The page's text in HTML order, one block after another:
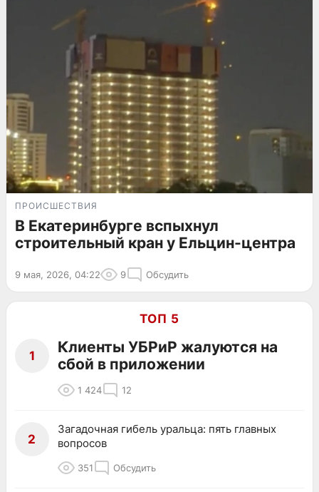
ПРОИСШЕСТВИЯ
В Екатеринбурге вспыхнул
строительный кран у Ельцин-центра
9 мая, 2026, 04:22 9 Обсудить
ТОП 5
1
Клиенты УБРиР жалуются на
сбой в приложении
1 424 12
2
Загадочная гибель уральца: пять главных
вопросов
351 Обсудить